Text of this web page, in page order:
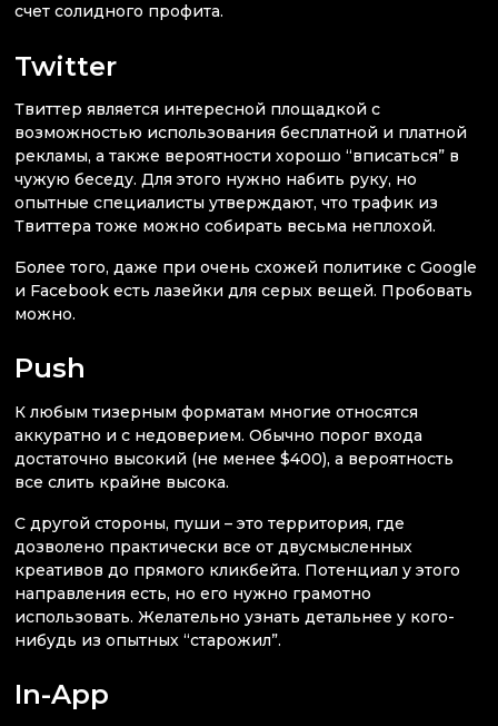
счет солидного профита.
Twitter
Твиттер является интересной площадкой с
возможностью использования бесплатной и платной
рекламы, а также вероятности хорошо “вписаться” в
чужую беседу. Для этого нужно набить руку, но
опытные специалисты утверждают, что трафик из
Твиттера тоже можно собирать весьма неплохой.
Более того, даже при очень схожей политике с Google
и Facebook есть лазейки для серых вещей. Пробовать
можно.
Push
К любым тизерным форматам многие относятся
аккуратно и с недоверием. Обычно порог входа
достаточно высокий (не менее $400), а вероятность
все слить крайне высока.
С другой стороны, пуши – это территория, где
дозволено практически все от двусмысленных
креативов до прямого кликбейта. Потенциал у этого
направления есть, но его нужно грамотно
использовать. Желательно узнать детальнее у кого-
нибудь из опытных “старожил”.
In-App